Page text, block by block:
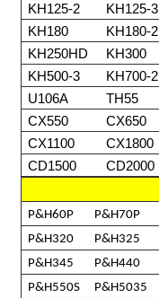
KH125-2
KH125-3
KH180
KH180-2
KH250HD
KH300
KH500-3
KH700-2
U106A
TH55
CX550
CX650
CX1100
CX1800
CD1500
CD2000
P&H60P
P&H70P
P&H320
P&H325
P&H345
P&H440
P&H550S
P&H5035